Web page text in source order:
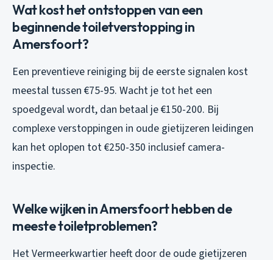
Wat kost het ontstoppen van een
beginnende toiletverstopping in
Amersfoort?
Een preventieve reiniging bij de eerste signalen kost
meestal tussen €75-95. Wacht je tot het een
spoedgeval wordt, dan betaal je €150-200. Bij
complexe verstoppingen in oude gietijzeren leidingen
kan het oplopen tot €250-350 inclusief camera-
inspectie.
Welke wijken in Amersfoort hebben de
meeste toiletproblemen?
Het Vermeerkwartier heeft door de oude gietijzeren